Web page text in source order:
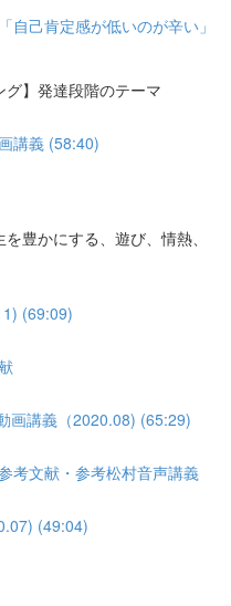
自己肯定感が低いのが辛い」
】発達段階のテーマ
講義 (58:40)
豊かにする、遊び、情熱、
(69:09)
画講義（2020.08) (65:29)
考文献・参考松村音声講義
(49:04)